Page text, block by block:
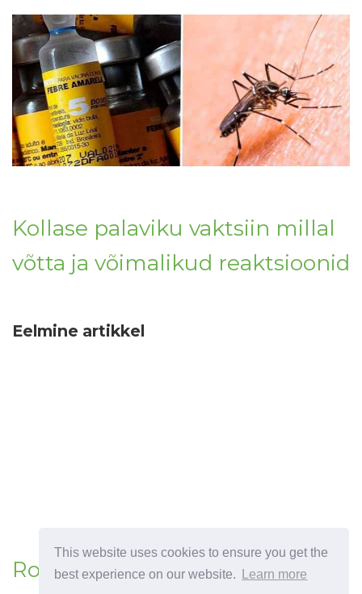
This website uses cookies to ensure you get the
best experience on our website.
Learn more
Kollase palaviku vaktsiin millal
võtta ja võimalikud reaktsioonid
Eelmine artikkel
Rotaviiruse vaktsiin